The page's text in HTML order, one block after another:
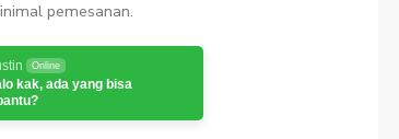
pemesanan.
Online
kak, ada yang bisa